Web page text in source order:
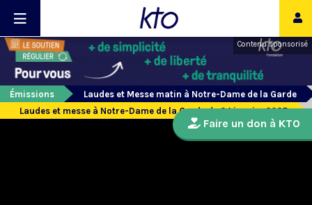
Contenu sponsorisé
Émissions
Laudes et Messe matin à Notre-Dame de la Garde
Laudes et messe à Notre-Dame de la Garde du 24 janvier 2025
Faire un don à KTO